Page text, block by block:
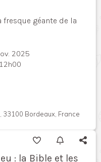
géante de la
2025
33100 Bordeaux, France
: la Bible et les